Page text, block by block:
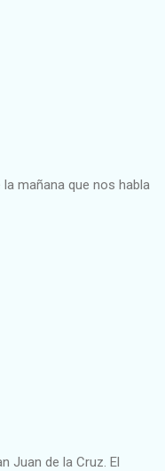
mañana que nos habla
Juan de la Cruz. El